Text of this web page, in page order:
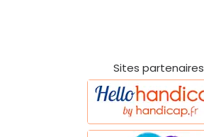
Sites partenaires